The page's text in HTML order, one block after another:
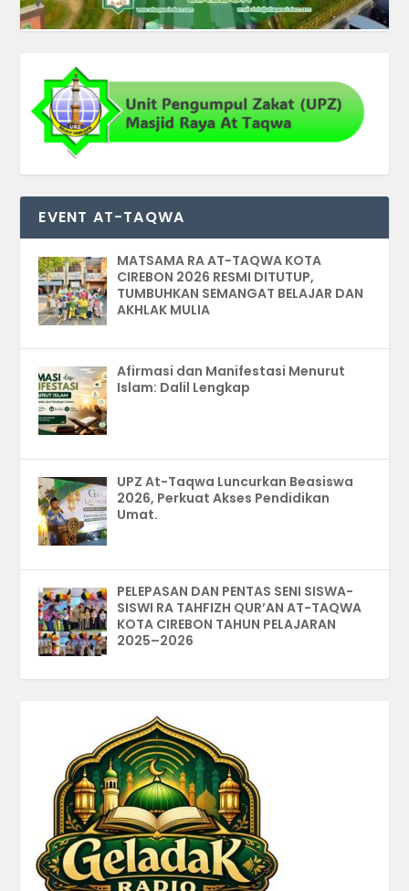
EVENT AT-TAQWA
MATSAMA RA AT-TAQWA KOTA
CIREBON 2026 RESMI DITUTUP,
TUMBUHKAN SEMANGAT BELAJAR DAN
AKHLAK MULIA
Afirmasi dan Manifestasi Menurut
Islam: Dalil Lengkap
UPZ At-Taqwa Luncurkan Beasiswa
2026, Perkuat Akses Pendidikan
Umat.
PELEPASAN DAN PENTAS SENI SISWA-
SISWI RA TAHFIZH QUR’AN AT-TAQWA
KOTA CIREBON TAHUN PELAJARAN
2025–2026